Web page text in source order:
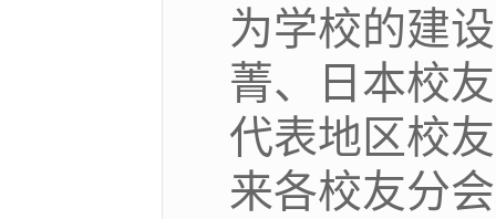
为学校的建
菁、日本校
代表地区校
来各校友分